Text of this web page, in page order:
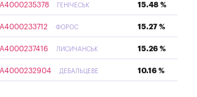
ГЕНІЧЕСЬК 15.48 %
ФОРОС 15.27 %
ЛИСИЧАНСЬК 15.26 %
ДЕБАЛЬЦЕВЕ 10.16 %